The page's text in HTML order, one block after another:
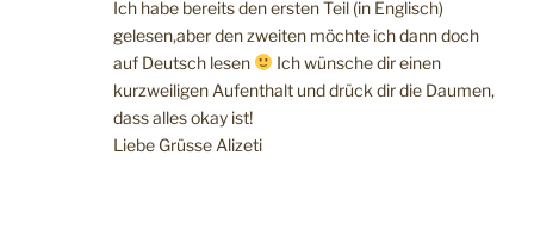
Ich habe bereits den ersten Teil (in Englisch)
gelesen,aber den zweiten möchte ich dann doch
auf Deutsch lesen
Ich wünsche dir einen
kurzweiligen Aufenthalt und drück dir die Daumen,
dass alles okay ist!
Liebe Grüsse Alizeti